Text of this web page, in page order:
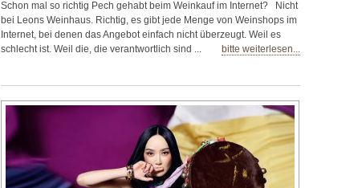
Schon mal so richtig Pech gehabt beim Weinkauf im Internet? Nicht
bei Leons Weinhaus. Richtig, es gibt jede Menge von Weinshops im
Internet, bei denen das Angebot einfach nicht überzeugt. Weil es
schlecht ist. Weil die, die verantwortlich sind ...
bitte weiterlesen...